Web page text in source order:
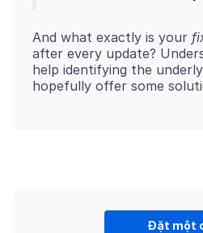
And what exactly is your
after every update?
help identifying the
Đặt một